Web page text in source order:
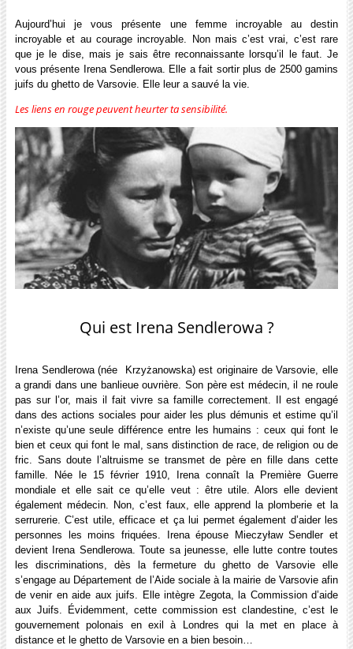
Aujourd’hui je vous présente une femme incroyable au destin
incroyable et au courage incroyable. Non mais c’est vrai, c’est rare
que je le dise, mais je sais être reconnaissante lorsqu’il le faut. Je
vous présente Irena Sendlerowa. Elle a fait sortir plus de 2500 gamins
juifs du ghetto de Varsovie. Elle leur a sauvé la vie.
Les liens en rouge peuvent heurter ta sensibilité.
Qui est Irena Sendlerowa ?
Irena Sendlerowa (née Krzyżanowska) est originaire de Varsovie, elle
a grandi dans une banlieue ouvrière. Son père est médecin, il ne roule
pas sur l’or, mais il fait vivre sa famille correctement. Il est engagé
dans des actions sociales pour aider les plus démunis et estime qu’il
n’existe qu’une seule différence entre les humains : ceux qui font le
bien et ceux qui font le mal, sans distinction de race, de religion ou de
fric. Sans doute l’altruisme se transmet de père en fille dans cette
famille. Née le 15 février 1910, Irena connaît la Première Guerre
mondiale et elle sait ce qu’elle veut : être utile. Alors elle devient
également médecin. Non, c’est faux, elle apprend la plomberie et la
serrurerie. C’est utile, efficace et ça lui permet également d’aider les
personnes les moins friquées. Irena épouse Mieczyław Sendler et
devient Irena Sendlerowa. Toute sa jeunesse, elle lutte contre toutes
les discriminations, dès la fermeture du ghetto de Varsovie elle
s’engage au Département de l’Aide sociale à la mairie de Varsovie afin
de venir en aide aux juifs. Elle intègre Zegota, la Commission d’aide
aux Juifs. Évidemment, cette commission est clandestine, c’est le
gouvernement polonais en exil à Londres qui la met en place à
distance et le ghetto de Varsovie en a bien besoin…